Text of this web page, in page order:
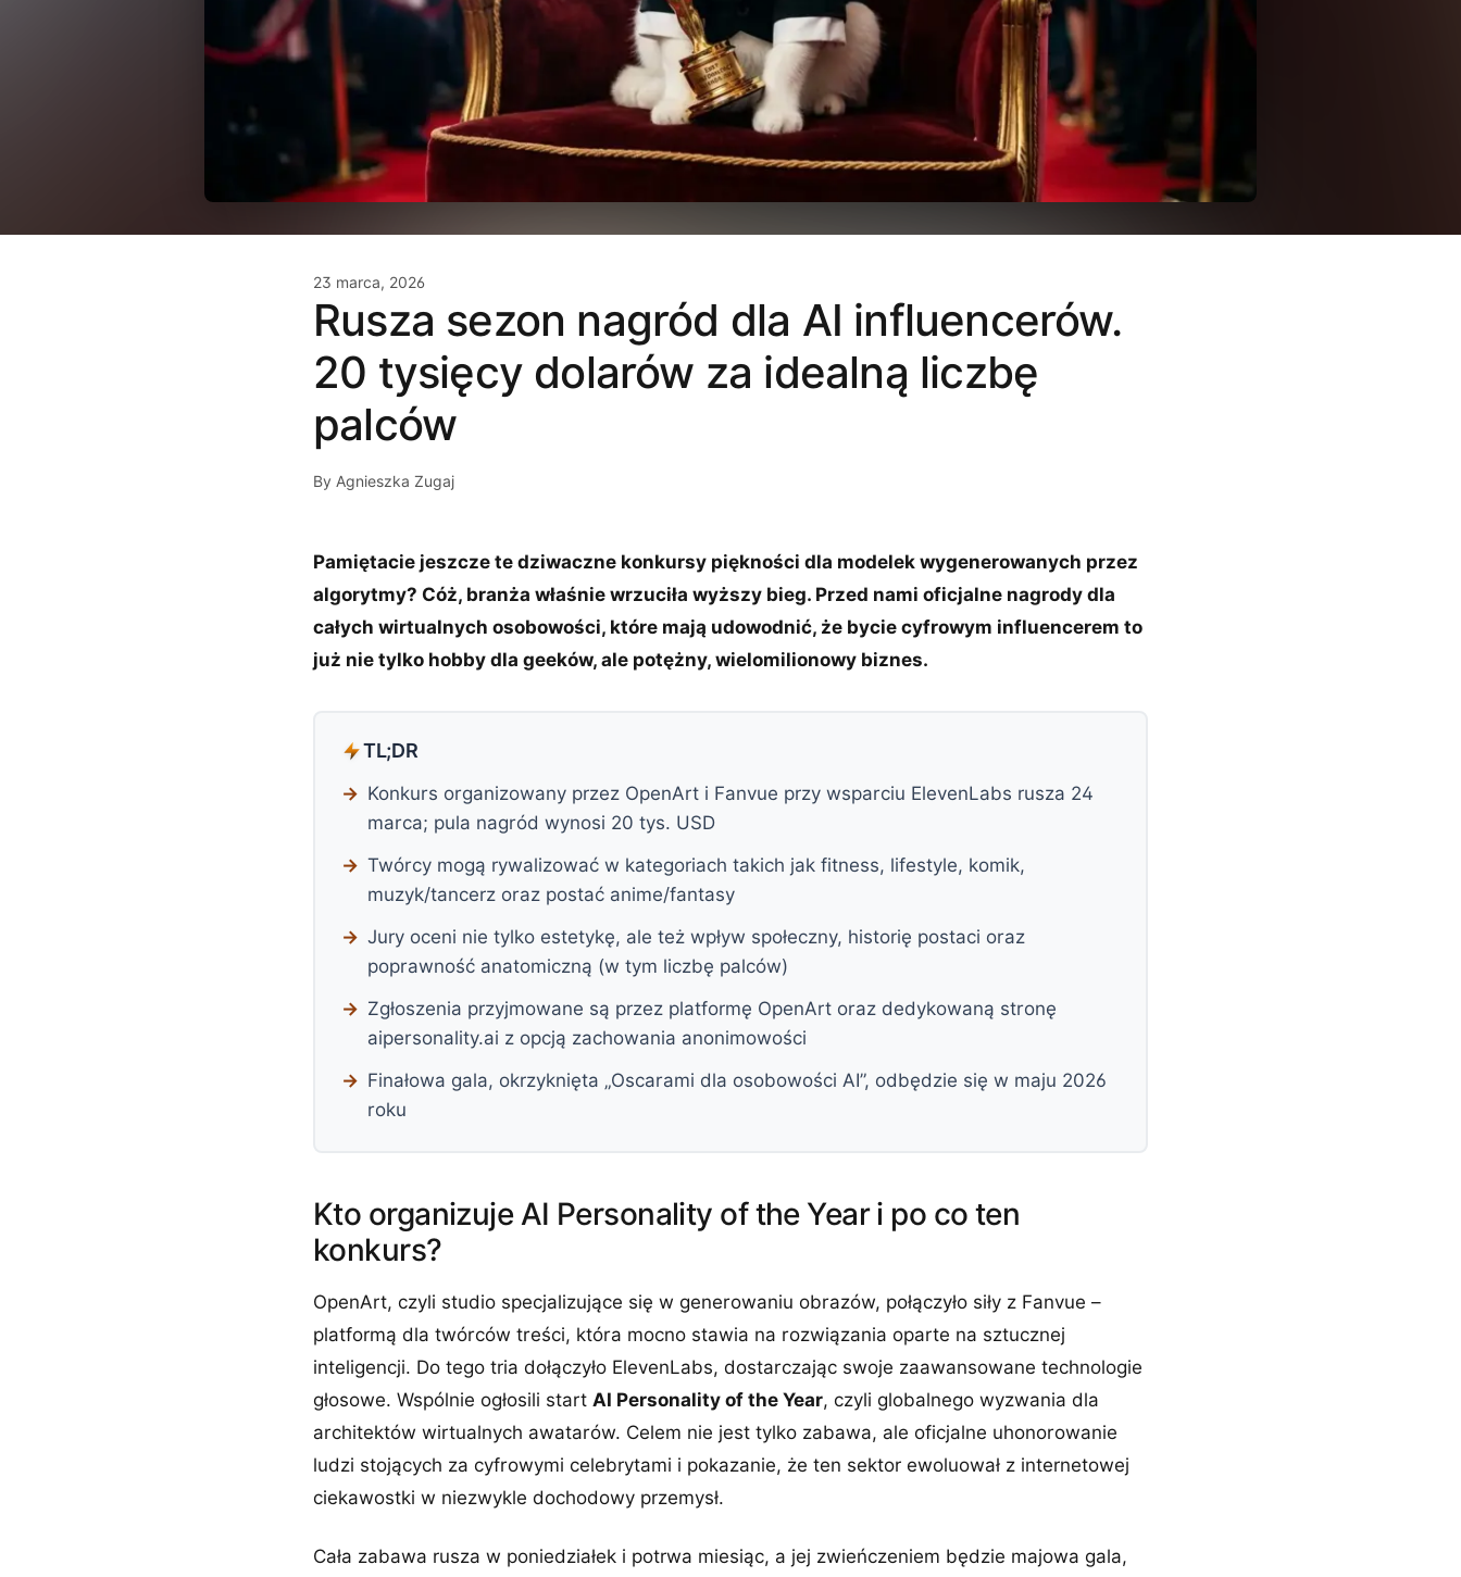
23 marca, 2026
Rusza sezon nagród dla AI influencerów.
20 tysięcy dolarów za idealną liczbę
palców
By Agnieszka Zugaj
Pamiętacie jeszcze te dziwaczne konkursy piękności dla modelek wygenerowanych przez
algorytmy? Cóż, branża właśnie wrzuciła wyższy bieg. Przed nami oficjalne nagrody dla
całych wirtualnych osobowości, które mają udowodnić, że bycie cyfrowym influencerem to
już nie tylko hobby dla geeków, ale potężny, wielomilionowy biznes.
TL;DR
Konkurs organizowany przez OpenArt i Fanvue przy wsparciu ElevenLabs rusza 24
marca; pula nagród wynosi 20 tys. USD
Twórcy mogą rywalizować w kategoriach takich jak fitness, lifestyle, komik,
muzyk/tancerz oraz postać anime/fantasy
Jury oceni nie tylko estetykę, ale też wpływ społeczny, historię postaci oraz
poprawność anatomiczną (w tym liczbę palców)
Zgłoszenia przyjmowane są przez platformę OpenArt oraz dedykowaną stronę
aipersonality.ai z opcją zachowania anonimowości
Finałowa gala, okrzyknięta „Oscarami dla osobowości AI”, odbędzie się w maju 2026
roku
Kto organizuje AI Personality of the Year i po co ten
konkurs?
OpenArt, czyli studio specjalizujące się w generowaniu obrazów, połączyło siły z Fanvue –
platformą dla twórców treści, która mocno stawia na rozwiązania oparte na sztucznej
inteligencji. Do tego tria dołączyło ElevenLabs, dostarczając swoje zaawansowane technologie
głosowe. Wspólnie ogłosili start AI Personality of the Year, czyli globalnego wyzwania dla
architektów wirtualnych awatarów. Celem nie jest tylko zabawa, ale oficjalne uhonorowanie
ludzi stojących za cyfrowymi celebrytami i pokazanie, że ten sektor ewoluował z internetowej
ciekawostki w niezwykle dochodowy przemysł.
Cała zabawa rusza w poniedziałek i potrwa miesiąc, a jej zwieńczeniem będzie majowa gala,